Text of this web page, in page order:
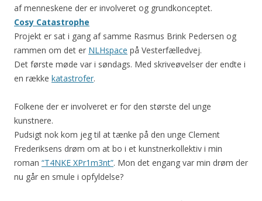
af menneskene der er involveret og grundkonceptet.
Cosy Catastrophe
Projekt er sat i gang af samme Rasmus Brink Pedersen og
rammen om det er NLHspace på Vesterfælledvej.
Det første møde var i søndags. Med skriveøvelser der endte i
en række katastrofer.
Folkene der er involveret er for den største del unge
kunstnere.
Pudsigt nok kom jeg til at tænke på den unge Clement
Frederiksens drøm om at bo i et kunstnerkollektiv i min
roman “T4NKE XPr1m3nt”. Mon det engang var min drøm der
nu går en smule i opfyldelse?